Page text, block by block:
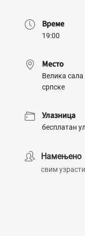
Време
19:00
Место
Велика сала
српске
Улазница
бесплатан
Намењено
свим